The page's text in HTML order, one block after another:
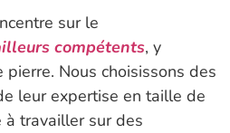
sur le
compétents, y
Nous choisissons des
leur expertise en taille de
travailler sur des